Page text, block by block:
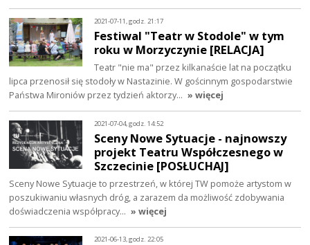
2021-07-11, godz. 21:17
Festiwal "Teatr w Stodole" w tym
roku w Morzyczynie [RELACJA]
Teatr "nie ma" przez kilkanaście lat na początku
lipca przenosił się stodoły w Nastazinie. W gościnnym gospodarstwie
Państwa Mironiów przez tydzień aktorzy… » więcej
2021-07-04, godz. 14:52
Sceny Nowe Sytuacje - najnowszy
projekt Teatru Współczesnego w
Szczecinie [POSŁUCHAJ]
Sceny Nowe Sytuacje to przestrzeń, w której TW pomoże artystom w
poszukiwaniu własnych dróg, a zarazem da możliwość zdobywania
doświadczenia współpracy… » więcej
2021-06-13, godz. 22:05